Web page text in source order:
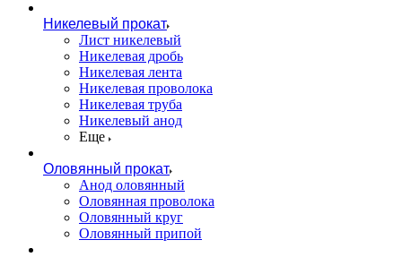
Никелевый прокат
Лист никелевый
Никелевая дробь
Никелевая лента
Никелевая проволока
Никелевая труба
Никелевый анод
Еще
Оловянный прокат
Анод оловянный
Оловянная проволока
Оловянный круг
Оловянный припой